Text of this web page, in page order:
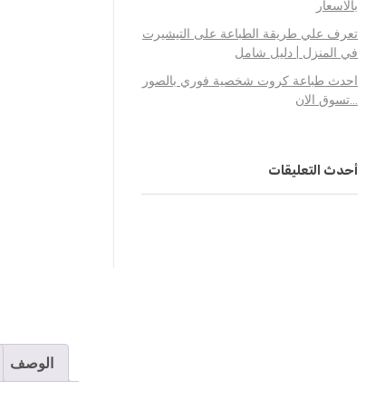
الوصف
بالاسعار
تعرف علي طريقة الطباعة على التيشيرت
في المنزل | دليل شامل
احدث طباعة كروت شخصية فوري بالصور
…تسوق الان
أحدث التعليقات